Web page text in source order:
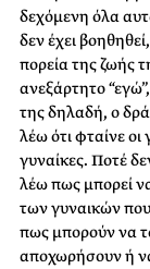
δεχόμενη όλα
δεν έχει
πορεία της ζωής
ανεξάρτητο
της δηλαδή, ο
λέω ότι φταίνε οι
γυναίκες. Ποτέ
λέω πως μπορεί
των γυναικών που
πως μπορούν να
αποχωρήσουν ή